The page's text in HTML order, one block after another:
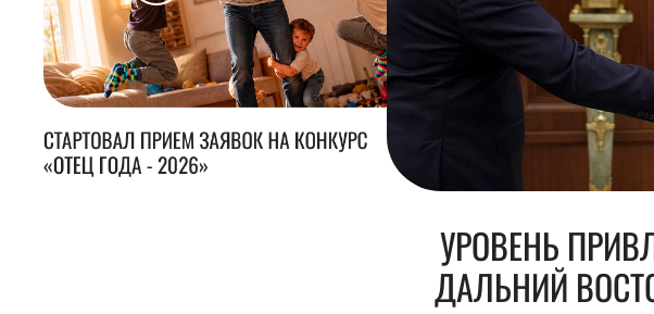
СТАРТОВАЛ ПРИЕМ ЗАЯВОК НА КОНКУРС
«ОТЕЦ ГОДА - 2026»
УРОВЕНЬ
ДАЛЬНИЙ